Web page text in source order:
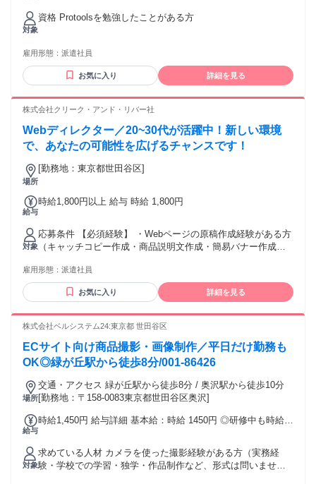
けられる方
対象
資格 Protoolsを勉強したことがある方
雇用形態： 派遣社員
お気に入り 詳細を見る
株式会社クリーク・アンド・リバー社
Webディレクター／20~30代が活躍中！新しい環境
で、あなたの可能性を広げるチャンスです！
場所
[勤務地：東京都世田谷区]
給与
時給1,800円以上 給与 時給 1,800円
対象
応募条件 【必須経験】 ・Webページの原稿作成経験がある方
（キャッチコピー作成・商品説明文作成・簡易バナー作成）
用いたデータ処理業務の経験がある方（数値に苦手意識のな
い方） 【歓迎経験】 ・Photoshopを用いた制作業務の経験が
ある方（キャンペーン／特集用バナーの新規作成・修正・サ
正業務の経験がある方 ＜求める人物像＞ ・整理整頓が得意
確に行える（最重要） ・新しい業務や社内独自ツールの習得
に抵抗がなく、前向きに取り組める ・明るく元気に、自分か
複数業務を並行して進め、状況に応じて優先順位を付けられ
る／主体的に自走できる（少人数体制でも可）／イレギュラ
ことに抵抗がない
雇用形態： 派遣社員
お気に入り 詳細を見る
株式会社ベルシステム24:東京都 世田谷区
ECサイト向け商品撮影・画像制作／平日だけ勤務も
OK◎緑が丘駅から徒歩8分/001-86426
場所
交通・アクセス 緑が丘駅から徒歩8分 / 奥沢駅から徒歩10分
[勤務地：〒158-0083東京都世田谷区奥沢]
給与
時給1,450円 給与詳細 基本給：時給 1450円 ◎研修中も時給は
給料前払いOK！今月ちょっと早めに必要・・・そんなときも
スマホ申請ですぐに受け取れます◎
対象
求めている人材 カメラを使った撮影経験がある方（実務経
験・学校での学習・独学・作品制作など、形式は問いませ